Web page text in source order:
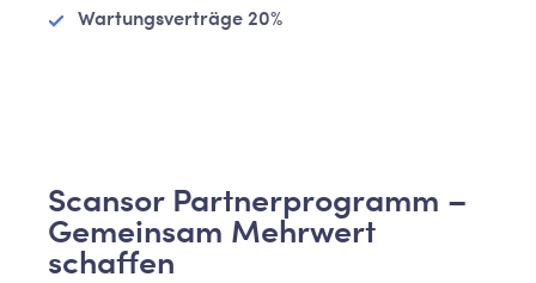
Wartungsverträge 20%
Scansor Partnerprogramm –
Gemeinsam Mehrwert
schaffen